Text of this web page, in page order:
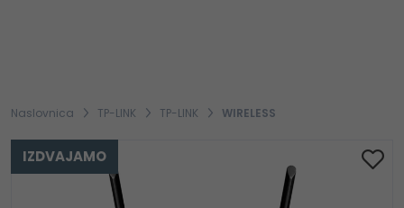
Naslovnica TP-LINK TP-LINK WIRELESS
IZDVAJAMO